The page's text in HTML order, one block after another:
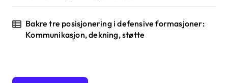
Bakre tre posisjonering i defensive formasjoner:
Kommunikasjon, dekning, støtte